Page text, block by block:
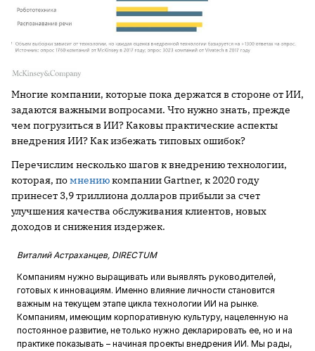
Многие компании, которые пока держатся в стороне от ИИ,
задаются важными вопросами. Что нужно знать, прежде
чем погрузиться в ИИ? Каковы практические аспекты
внедрения ИИ? Как избежать типовых ошибок?
Перечислим несколько шагов к внедрению технологии,
которая, помнениюкомпании Gartner, к 2020 году
принесет 3,9 триллиона долларов прибыли за счет
улучшения качества обслуживания клиентов, новых
доходов и снижения издержек.
Виталий Астраханцев, DIRECTUM
Компаниям нужно выращивать или выявлять руководителей,
готовых к инновациям. Именно влияние личности становится
важным на текущем этапе цикла технологии ИИ на рынке.
Компаниям, имеющим корпоративную культуру, нацеленную на
постоянное развитие, не только нужно декларировать ее, но и на
практике показывать – начиная проекты внедрения ИИ. Мы рады,